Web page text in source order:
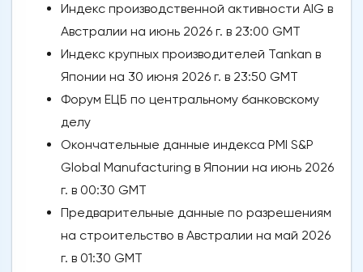
Индекс производственной активности AIG в
Австралии на июнь 2026 г. в 23:00 GMT
Индекс крупных производителей Tankan в
Японии на 30 июня 2026 г. в 23:50 GMT
Форум ЕЦБ по центральному банковскому
делу
Окончательные данные индекса PMI S&P
Global Manufacturing в Японии на июнь 2026
г. в 00:30 GMT
Предварительные данные по разрешениям
на строительство в Австралии на май 2026
г. в 01:30 GMT